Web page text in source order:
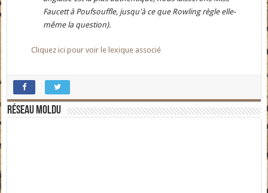
Faucett à Poufsouffle, jusqu'à ce que Rowling règle elle-
même la question).
Cliquez ici pour voir le lexique associé
Réseau moldu